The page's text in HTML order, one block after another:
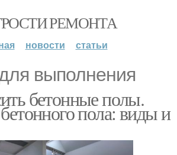
РЕМОНТА
новости статьи
выполнения
бетонные полы.
пола: виды и